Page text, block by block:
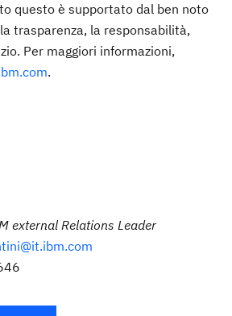
questo è supportato dal ben noto
trasparenza, la responsabilità,
Per maggiori informazioni,
.
external Relations Leader